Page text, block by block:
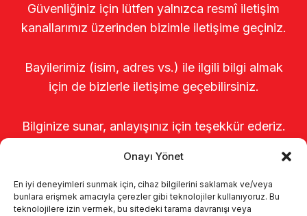
Onayı Yönet
En iyi deneyimleri sunmak için, cihaz bilgilerini saklamak ve/veya
bunlara erişmek amacıyla çerezler gibi teknolojiler kullanıyoruz. Bu
teknolojilere izin vermek, bu sitedeki tarama davranışı veya
Güvenliğiniz için lütfen yalnızca resmî iletişim
kanallarımız üzerinden bizimle iletişime geçiniz.
Bayilerimiz (isim, adres vs.) ile ilgili bilgi almak
için de bizlerle iletişime geçebilirsiniz.
Bilginize sunar, anlayışınız için teşekkür ederiz.